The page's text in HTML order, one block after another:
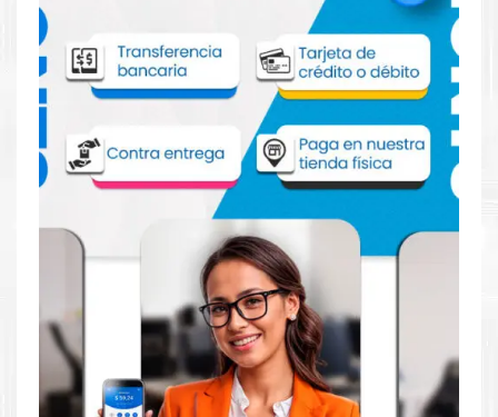
Comprar Kit Tinta Canon CLI-151 para
impresora iP7210 iP8710 iX6810 MG5410
MG5510 MG5610 MG6310 MG6410 MG6610
MG7110 MG7510 MX721
Aprovecha nuestra experiencia y atención para adquirir tus
productos. Tenemos promociones todos los dias. Escríbenos o
visítanos hoy para encontrar la solución perfecta para tu
impresora
Canon, como laKit Tinta Canon CLI-151 para
impresora iP7210 iP8710 iX6810 MG5410 MG5510 MG5610
MG6310 MG6410 MG6610 MG7110 MG7510 MX721